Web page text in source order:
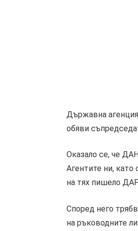
Държавна агенция
обяви
Оказало се, че
Агентите ни, като
на тях пишело
Според него
на ръководните